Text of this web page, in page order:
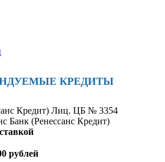
КРЕДИТЫ
Кредит) Лиц. ЦБ № 3354
рублей